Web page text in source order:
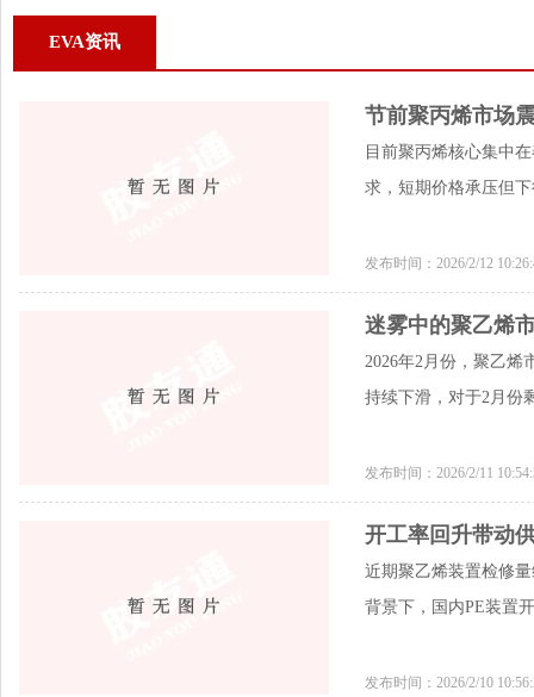
EVA资讯
节前聚丙烯市场
目前聚丙烯核心集中
求，短期价格承压但
发布时间：2026/2/12
迷雾中的聚乙烯
2026年2月份，聚乙烯
持续下滑，对于2月份
发布时间：2026/2/11
开工率回升带动
近期聚乙烯装置检修
背景下，国内PE装置
发布时间：2026/2/10